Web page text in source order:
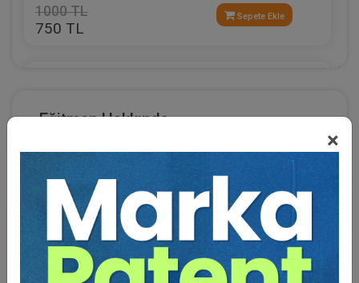
×
1000 TL
750 TL
Sepete Ekle
Eğitmen Hakkında
Tüketici Hukuku Kongreleri'nin yaratıcısıdır.
Akademik çalışmalarıyla bilinen derneğin ayrıca
tüketici hukuku alanında onlarca kitap projesi
bulunmaktadır.
Tüketici Hukuku Kongreleri her sene Kasım ayının 3.
haftasında geleneksel olarak yapılmak olup, bu sene